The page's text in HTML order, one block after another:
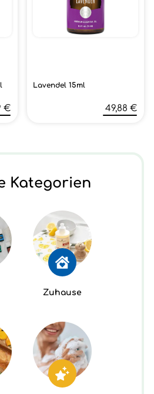
€
Lavendel 15ml
49,88 €
Kategorien
Zuhause